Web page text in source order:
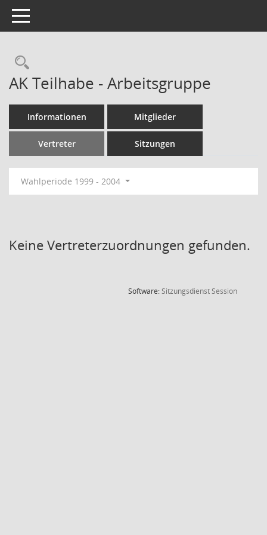
Toggle navigation
Rechercheauswahl
AK Teilhabe - Arbeitsgruppe
Informationen Mitglieder
Vertreter Sitzungen
Wahlperiode 1999 - 2004
Keine Vertreterzuordnungen gefunden.
Software:SitzungsdienstSession(Wird in